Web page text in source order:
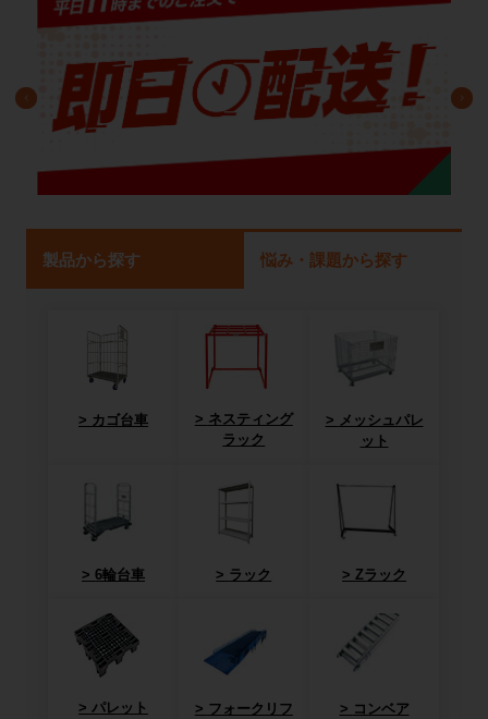
製品から探す 悩み・課題から探す
カゴ台車
ネスティング
ラック
メッシュパレ
ット
6輪台車 ラック Zラック
パレット
フォークリフ
コンベア